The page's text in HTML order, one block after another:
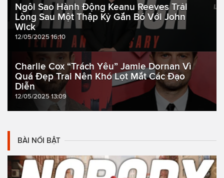
Ngôi Sao Hành Động Keanu Reeves Trải
Lòng Sau Một Thập Kỷ Gắn Bó Với John
Wick
12/05/2025 16:10
Charlie Cox “Trách Yêu” Jamie Dornan Vì
Quá Đẹp Trai Nên Khó Lọt Mắt Các Đạo
Diễn
12/05/2025 13:09
BÀI NỔI BẬT